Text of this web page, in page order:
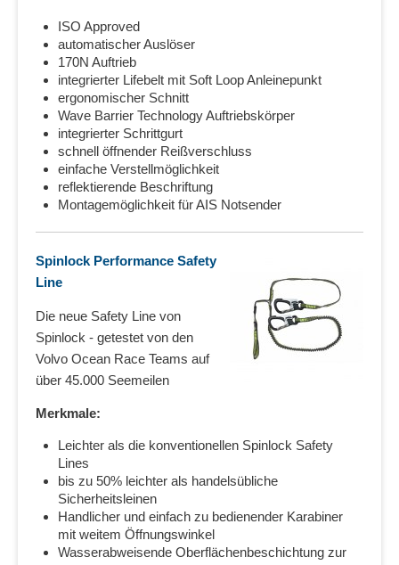
ISO Approved
automatischer Auslöser
170N Auftrieb
integrierter Lifebelt mit Soft Loop Anleinepunkt
ergonomischer Schnitt
Wave Barrier Technology Auftriebskörper
integrierter Schrittgurt
schnell öffnender Reißverschluss
einfache Verstellmöglichkeit
reflektierende Beschriftung
Montagemöglichkeit für AIS Notsender
Spinlock Performance Safety
Line
Die neue Safety Line von
Spinlock - getestet von den
Volvo Ocean Race Teams auf
über 45.000 Seemeilen
Merkmale:
Leichter als die konventionellen Spinlock Safety
Lines
bis zu 50% leichter als handelsübliche
Sicherheitsleinen
Handlicher und einfach zu bedienender Karabiner
mit weitem Öffnungswinkel
Wasserabweisende Oberflächenbeschichtung zur